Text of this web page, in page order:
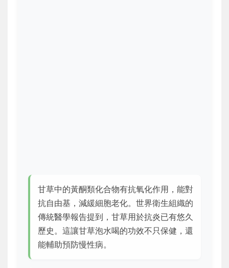
甘草中的黃酮類化合物有抗氧化作用，能對
抗自由基，減緩細胞老化。世界衛生組織的
傳統醫學報告提到，甘草用於抗炎已有悠久
歷史。這讓甘草泡水喝的功效不只保健，還
能輔助預防慢性病。